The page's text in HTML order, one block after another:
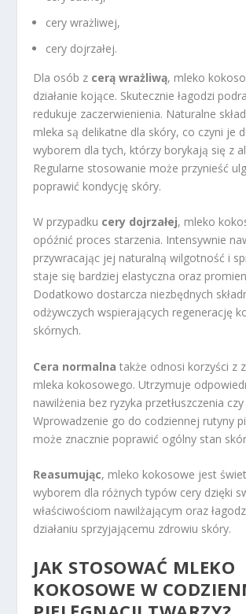
cery wrażliwej,
cery dojrzałej.
Dla osób z cerą wrażliwą, mleko
działanie kojące. Skutecznie łagodzi
redukuje zaczerwienienia. Naturalne
mleka są delikatne dla skóry, co czyni je
wyborem dla tych, którzy borykają się z
Regularne stosowanie może przynieść
poprawić kondycję skóry.
W przypadku cery dojrzałej, mleko
opóźnić proces starzenia. Intensywnie
przywracając jej naturalną wilgotność i
staje się bardziej elastyczna oraz
Dodatkowo dostarcza niezbędnych
odżywczych wspierających regenerację
skórnych.
Cera normalna także odnosi korzyści z
mleka kokosowego. Utrzymuje
nawilżenia bez ryzyka przetłuszczenia
Wprowadzenie go do codziennej rutyny
może znacznie poprawić ogólny stan
Reasumując, mleko kokosowe jest
wyborem dla różnych typów cery dzięki
właściwościom nawilżającym oraz
działaniu sprzyjającemu zdrowiu skóry.
JAK STOSOWAĆ MLEKO
KOKOSOWE W